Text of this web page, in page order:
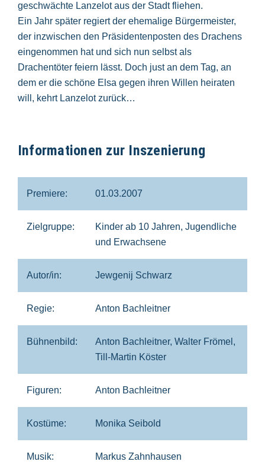
geschwächte Lanzelot aus der Stadt fliehen.
Ein Jahr später regiert der ehemalige Bürgermeister,
der inzwischen den Präsidentenposten des Drachens
eingenommen hat und sich nun selbst als
Drachentöter feiern lässt. Doch just an dem Tag, an
dem er die schöne Elsa gegen ihren Willen heiraten
will, kehrt Lanzelot zurück…
Informationen zur Inszenierung
Premiere: 01.03.2007
Zielgruppe:
Kinder ab 10 Jahren, Jugendliche
und Erwachsene
Autor/in: Jewgenij Schwarz
Regie: Anton Bachleitner
Bühnenbild:
Anton Bachleitner, Walter Frömel,
Till-Martin Köster
Figuren: Anton Bachleitner
Kostüme: Monika Seibold
Musik: Markus Zahnhausen